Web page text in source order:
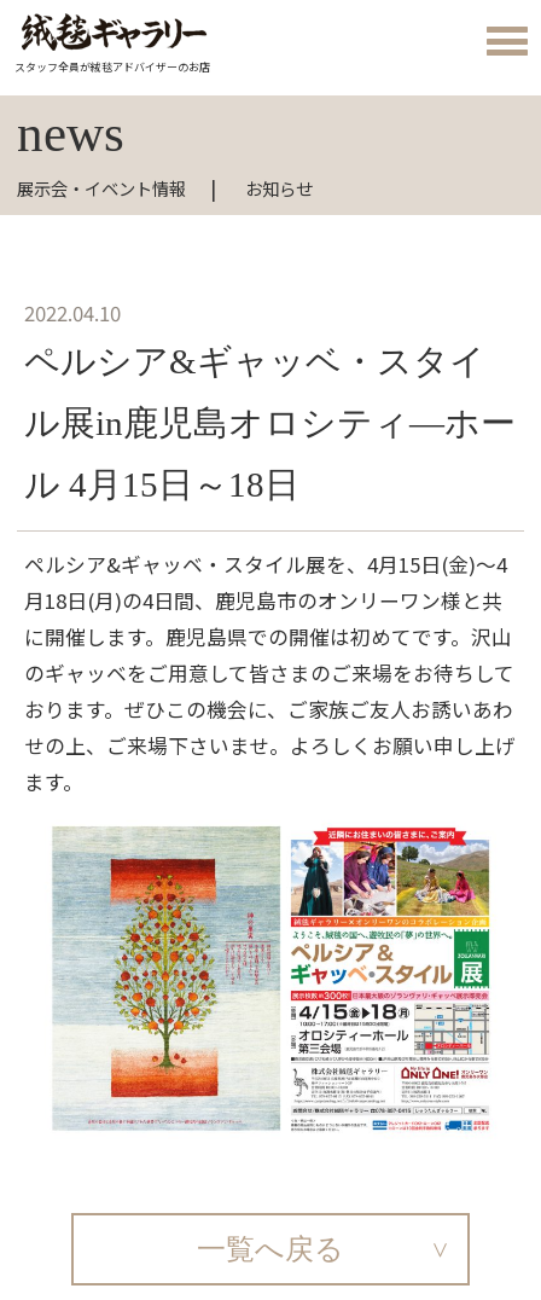
スタッフ全員が絨毯アドバイザーのお店
news
展示会・イベント情報 お知らせ
2022.04.10
ペルシア&ギャッベ・スタイ
ル展in鹿児島オロシティ―ホー
ル 4月15日～18日
ペルシア&ギャッベ・スタイル展を、4月15日(金)～4
月18日(月)の4日間、鹿児島市のオンリーワン様と共
に開催します。鹿児島県での開催は初めてです。沢山
のギャッベをご用意して皆さまのご来場をお待ちして
おります。ぜひこの機会に、ご家族ご友人お誘いあわ
せの上、ご来場下さいませ。よろしくお願い申し上げ
ます。
一覧へ戻る